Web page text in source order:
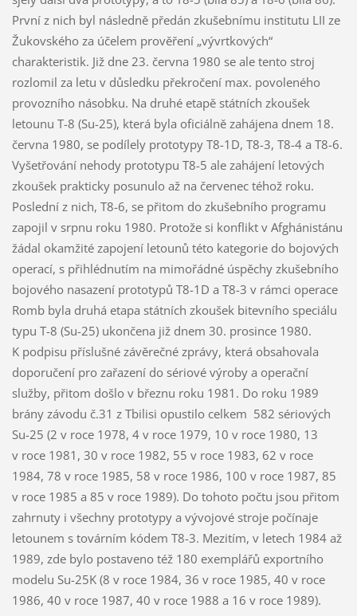
První z nich byl následně předán zkušebnímu institutu LII ze
Žukovského za účelem prověření „vývrtkových“
charakteristik. Již dne 23. června 1980 se ale tento stroj
rozlomil za letu v důsledku překročení max. povoleného
provozního násobku. Na druhé etapě státních zkoušek
letounu T-8 (Su-25), která byla oficiálně zahájena dnem 18.
června 1980, se podílely prototypy T8-1D, T8-3, T8-4 a T8-6.
Vyšetřování nehody prototypu T8-5 ale zahájení letových
zkoušek prakticky posunulo až na červenec téhož roku.
Poslední z nich, T8-6, se přitom do zkušebního programu
zapojil v srpnu roku 1980. Protože si konflikt v Afghánistánu
žádal okamžité zapojení letounů této kategorie do bojových
operací, s přihlédnutím na mimořádné úspěchy zkušebního
bojového nasazení prototypů T8-1D a T8-3 v rámci operace
Romb byla druhá etapa státních zkoušek bitevního speciálu
typu T-8 (Su-25) ukončena již dnem 30. prosince 1980.
K podpisu příslušné závěrečné zprávy, která obsahovala
doporučení pro zařazení do sériové výroby a operační
služby, přitom došlo v březnu roku 1981. Do roku 1989
brány závodu č.31 z Tbilisi opustilo celkem 582 sériových
Su-25 (2 v roce 1978, 4 v roce 1979, 10 v roce 1980, 13
v roce 1981, 30 v roce 1982, 55 v roce 1983, 62 v roce
1984, 78 v roce 1985, 58 v roce 1986, 100 v roce 1987, 85
v roce 1985 a 85 v roce 1989). Do tohoto počtu jsou přitom
zahrnuty i všechny prototypy a vývojové stroje počínaje
letounem s továrním kódem T8-3. Mezitím, v letech 1984 až
1989, zde bylo postaveno též 180 exemplářů exportního
modelu Su-25K (8 v roce 1984, 36 v roce 1985, 40 v roce
1986, 40 v roce 1987, 40 v roce 1988 a 16 v roce 1989).